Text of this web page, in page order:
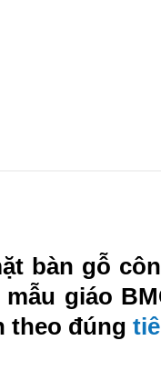
bàn gỗ
giáo
theo đúng